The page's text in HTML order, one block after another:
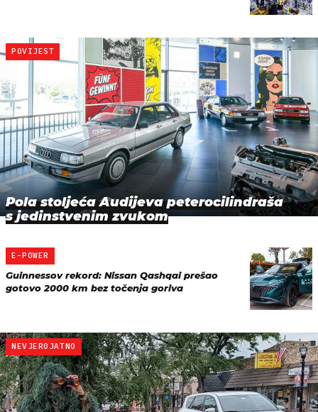
POVIJEST
Pola stoljeća Audijeva peterocilindraša
s jedinstvenim zvukom
E-POWER
Guinnessov rekord: Nissan Qashqai prešao
gotovo 2000 km bez točenja goriva
NEVJEROJATNO